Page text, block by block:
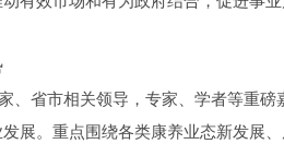
、省市相关领导，专家、学者等重
展。重点围绕各类康养业态新发展